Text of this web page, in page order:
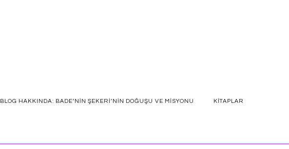
BLOG HAKKINDA: BADE’NIN ŞEKERI’NIN DOĞUŞU VE MISYONU KITAPLAR